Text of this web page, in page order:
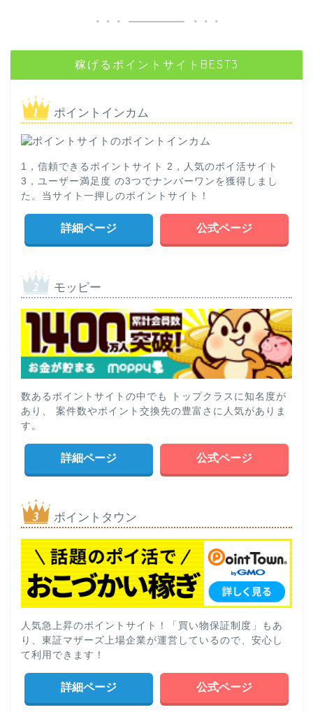
稼げるポイントサイトBEST3
ポイントインカム
1，信頼できるポイントサイト 2，人気のポイ活サイト
3，ユーザー満足度 の3つでナンバーワンを獲得しまし
た。当サイト一押しのポイントサイト！
詳細ページ 公式ページ
モッピー
数あるポイントサイトの中でも トップクラスに知名度が
あり、 案件数やポイント交換先の豊富さに人気がありま
す。
詳細ページ 公式ページ
ポイントタウン
人気急上昇のポイントサイト！「買い物保証制度」もあ
り、東証マザーズ上場企業が運営しているので、安心し
て利用できます！
詳細ページ 公式ページ